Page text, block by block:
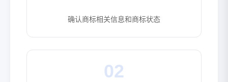
确认商标相关信息和商标状态
02